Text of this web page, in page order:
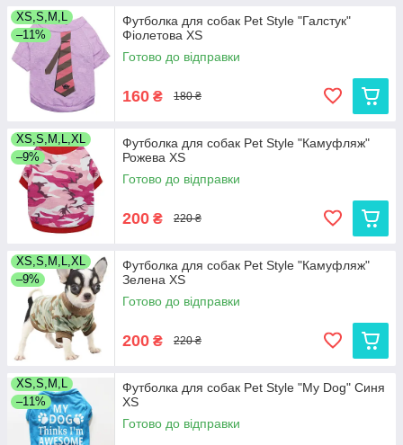
XS,S,M,L
–11%
Футболка для собак Pet Style "Галстук"
Фіолетова XS
Готово до відправки
160 ₴ 180 ₴
XS,S,M,L,XL
–9%
Футболка для собак Pet Style "Камуфляж"
Рожева XS
Готово до відправки
200 ₴ 220 ₴
XS,S,M,L,XL
–9%
Футболка для собак Pet Style "Камуфляж"
Зелена XS
Готово до відправки
200 ₴ 220 ₴
XS,S,M,L
–11%
Футболка для собак Pet Style "My Dog" Синя
XS
Готово до відправки